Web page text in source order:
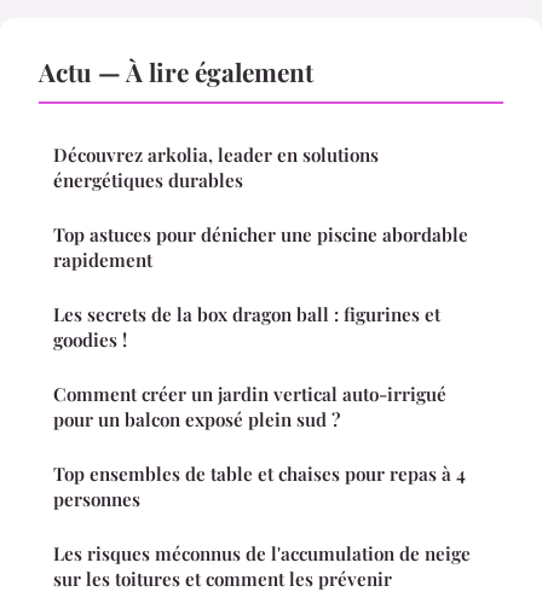
Actu — À lire également
Découvrez arkolia, leader en solutions
énergétiques durables
Top astuces pour dénicher une piscine abordable
rapidement
Les secrets de la box dragon ball : figurines et
goodies !
Comment créer un jardin vertical auto-irrigué
pour un balcon exposé plein sud ?
Top ensembles de table et chaises pour repas à 4
personnes
Les risques méconnus de l'accumulation de neige
sur les toitures et comment les prévenir